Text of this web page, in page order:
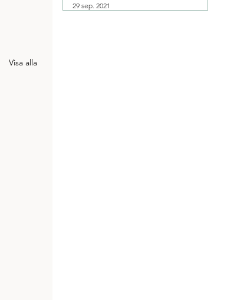
Visa alla
29 sep. 2021